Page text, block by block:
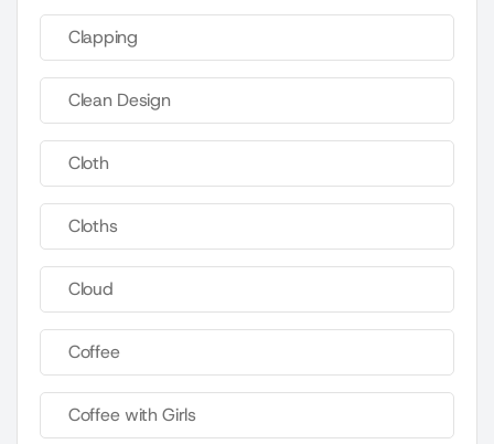
Clapping
Clean Design
Cloth
Cloths
Cloud
Coffee
Coffee with Girls